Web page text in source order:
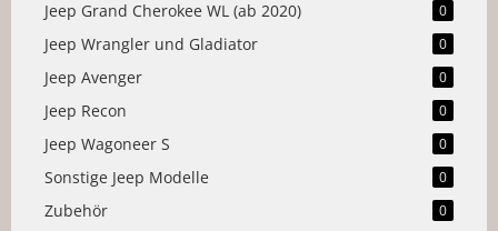
Jeep Grand Cherokee WL (ab 2020) 0
Jeep Wrangler und Gladiator 0
Jeep Avenger 0
Jeep Recon 0
Jeep Wagoneer S 0
Sonstige Jeep Modelle 0
Zubehör 0